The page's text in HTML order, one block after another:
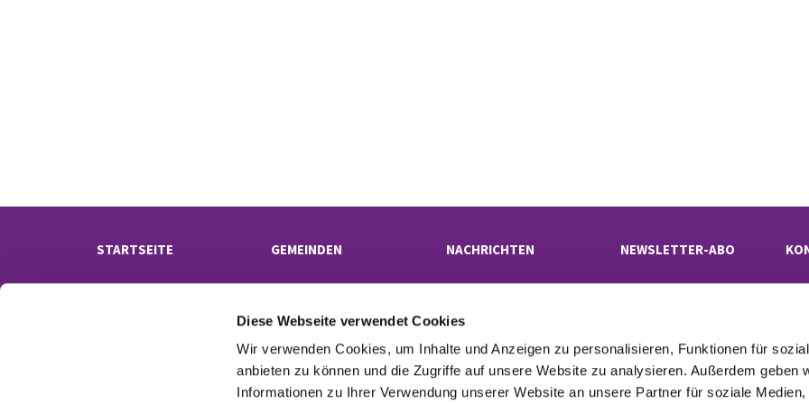
Diese Webseite verwendet Cookies
Wir verwenden Cookies, um Inhalte und Anzeigen zu personalisieren, Funktionen für
anbieten zu können und die Zugriffe auf unsere Website zu analysieren. Außerdem geben
Informationen zu Ihrer Verwendung unserer Website an unsere Partner für soziale Medien,
STARTSEITE GEMEINDEN NACHRICHTEN NEWSLETTER-ABO
· Rübelandstraße 9 B, 12053 Berlin
superintendentur(at)kk-neukoelln.de